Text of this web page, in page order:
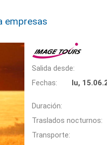
empresas
Salida desde:
Fechas:
lu,
Duración:
Traslados nocturnos:
Transporte: